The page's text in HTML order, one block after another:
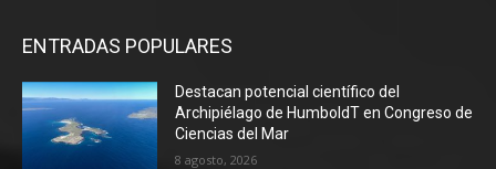
ENTRADAS POPULARES
Destacan potencial científico del
Archipiélago de HumboldT en Congreso de
Ciencias del Mar
8 agosto, 2026